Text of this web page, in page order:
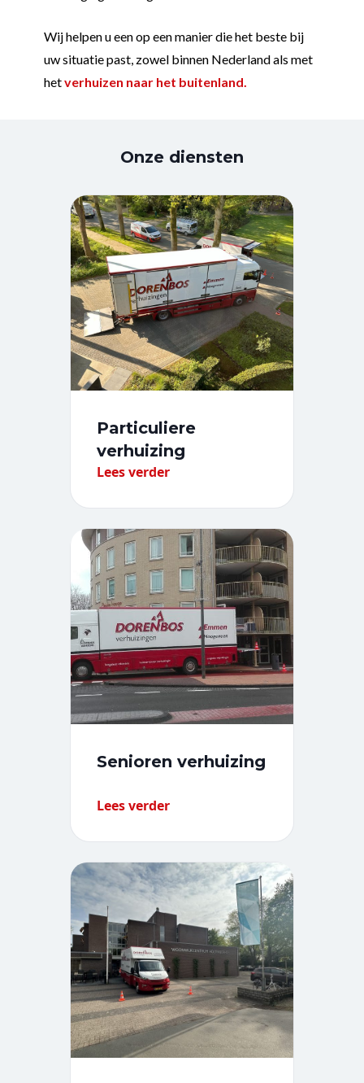
Wij helpen u een op een manier die het beste bij
uw situatie past, zowel binnen Nederland als met
hetverhuizen naar het buitenland.
Onze diensten
Particuliere
verhuizing
Lees verder
Senioren verhuizing
Lees verder